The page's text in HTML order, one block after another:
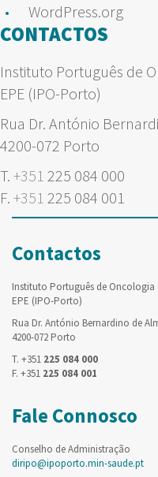
WordPress.org
CONTACTOS
Instituto Português de
EPE (IPO-Porto)
Rua Dr. António
4200-072 Porto
T. +351 225 084 000
F. +351 225 084 001
Contactos
Instituto Português de Oncologia
EPE (IPO-Porto)
Rua Dr. António Bernardino de
4200-072 Porto
T. +351 225 084 000
F. +351 225 084 001
Fale Connosco
Conselho de Administração
diripo@ipoporto.min-saude.pt